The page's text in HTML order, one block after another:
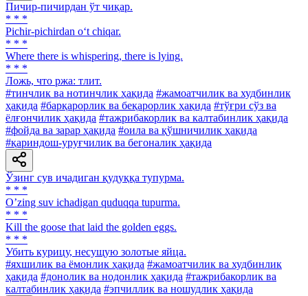
Пичир-пичирдан ўт чиқар.
* * *
Pichir-pichirdan o‘t chiqar.
* * *
Where there is whispering, there is lying.
* * *
Ложь, что ржа: тлит.
#тинчлик ва нотинчлик ҳақида #жамоатчилик ва худбинлик
ҳақида #барқарорлик ва беқарорлик ҳақида #тўғри сўз ва
ёлғончилик ҳақида #тажрибакорлик ва калтабинлик ҳақида
#фойда ва зарар ҳақида #оила ва қўшничилик ҳақида
#қариндош-уруғчилик ва бегоналик ҳақида
Ўзинг сув ичадиган қудуққа тупурма.
* * *
Oʼzing suv ichadigan quduqqa tupurma.
* * *
Kill the goose that laid the golden eggs.
* * *
Убить курицу, несущую золотые яйца.
#яхшилик ва ёмонлик ҳақида #жамоатчилик ва худбинлик
ҳақида #донолик ва нодонлик ҳақида #тажрибакорлик ва
калтабинлик ҳақида #эпчиллик ва ношудлик ҳақида